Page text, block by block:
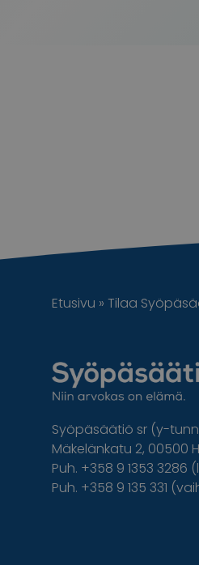
Etusivu » Tilaa
Syöpäsäätiö sr (y-
Mäkelänkatu 2, 00500
Puh. +358 9 1353
Puh. +358 9 135 331